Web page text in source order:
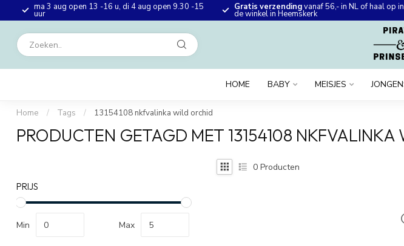
ma 3 aug open 13 -16 u, di 4 aug open 9.30 -15
uur
Gratis verzendingvanaf 56,- in NL of haal op in
de winkel in Heemskerk
HOME BABY MEISJES
Home / Tags / 13154108 nkfvalinka wild orchid
PRODUCTEN GETAGD MET 13154108 NKFVALINKA
PRIJS
Min Max
0 Producten